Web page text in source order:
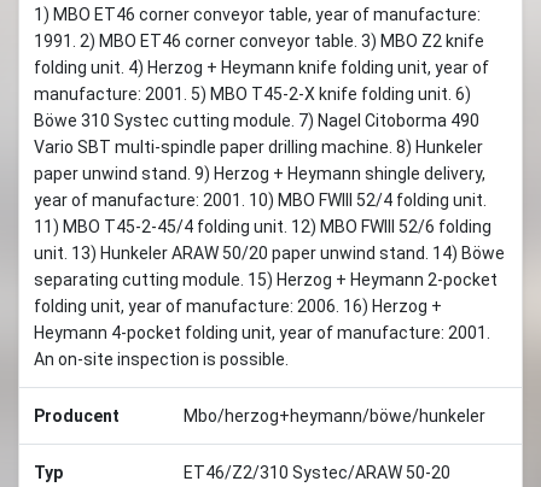
1) MBO ET46 corner conveyor table, year of manufacture:
1991. 2) MBO ET46 corner conveyor table. 3) MBO Z2 knife
folding unit. 4) Herzog + Heymann knife folding unit, year of
manufacture: 2001. 5) MBO T45-2-X knife folding unit. 6)
Böwe 310 Systec cutting module. 7) Nagel Citoborma 490
Vario SBT multi-spindle paper drilling machine. 8) Hunkeler
paper unwind stand. 9) Herzog + Heymann shingle delivery,
year of manufacture: 2001. 10) MBO FWIII 52/4 folding unit.
11) MBO T45-2-45/4 folding unit. 12) MBO FWIII 52/6 folding
unit. 13) Hunkeler ARAW 50/20 paper unwind stand. 14) Böwe
separating cutting module. 15) Herzog + Heymann 2-pocket
folding unit, year of manufacture: 2006. 16) Herzog +
Heymann 4-pocket folding unit, year of manufacture: 2001.
An on-site inspection is possible.
Producent Mbo/herzog+heymann/böwe/hunkeler
Typ ET46/Z2/310 Systec/ARAW 50-20